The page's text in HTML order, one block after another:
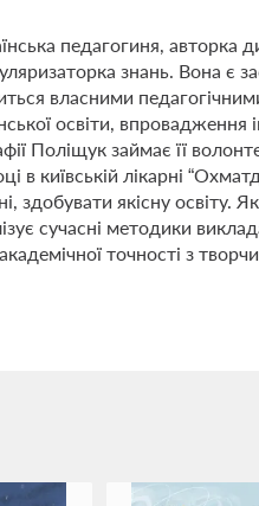
педагогиня, авторка
знань. Вона
власними
освіти,
Поліщук займає її
в київській лікарні
здобувати якісну
сучасні методики
точності з